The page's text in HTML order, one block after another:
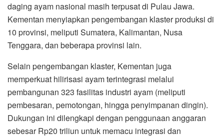
daging ayam nasional masih terpusat di Pulau Jawa.
Kementan menyiapkan pengembangan klaster produksi di
10 provinsi, meliputi Sumatera, Kalimantan, Nusa
Tenggara, dan beberapa provinsi lain.
Selain pengembangan klaster, Kementan juga
memperkuat hilirisasi ayam terintegrasi melalui
pembangunan 323 fasilitas industri ayam (meliputi
pembesaran, pemotongan, hingga penyimpanan dingin).
Dukungan ini dilengkapi dengan penggunaan anggaran
sebesar Rp20 triliun untuk memacu integrasi dan